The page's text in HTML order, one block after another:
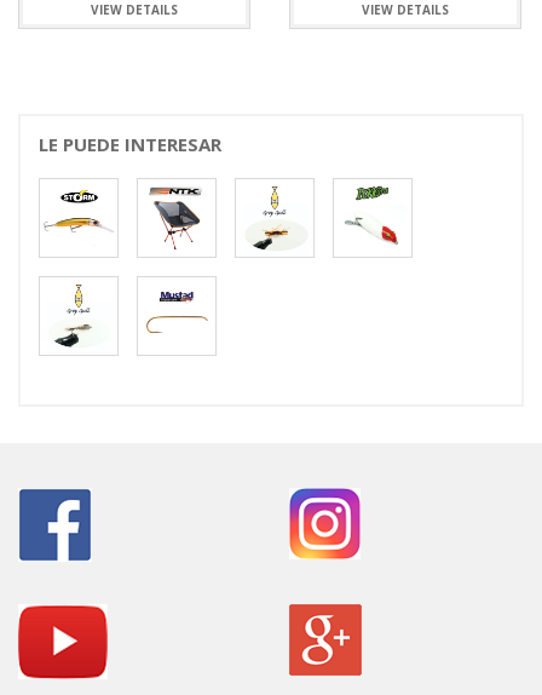
VIEW DETAILS VIEW DETAILS
LE PUEDE INTERESAR